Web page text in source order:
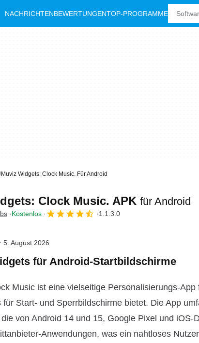
NACHRICHTENBEWERTUNGENTOP-PROGRAMME
Muviz Widgets: Clock Music. Für Android
Clock Music. APK für Android
Kostenlos 1.1.3.0
5. August 2026
für Android-Startbildschirme
Music ist eine vielseitige Personalisierungs-
Start- und Sperrbildschirme bietet. Die App
von Android 14 und 15, Google Pixel und
Anwendungen, was ein nahtloses